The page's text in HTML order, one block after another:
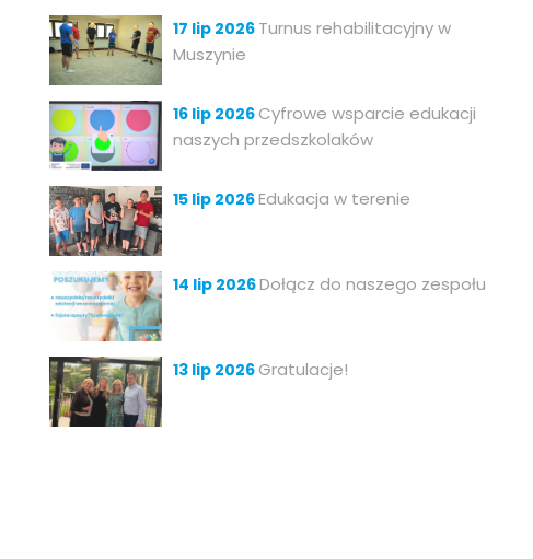
17 lip 2026 Turnus rehabilitacyjny w
Muszynie
16 lip 2026 Cyfrowe wsparcie edukacji
naszych przedszkolaków
15 lip 2026Edukacja w terenie
14 lip 2026Dołącz do naszego zespołu
13 lip 2026 Gratulacje!